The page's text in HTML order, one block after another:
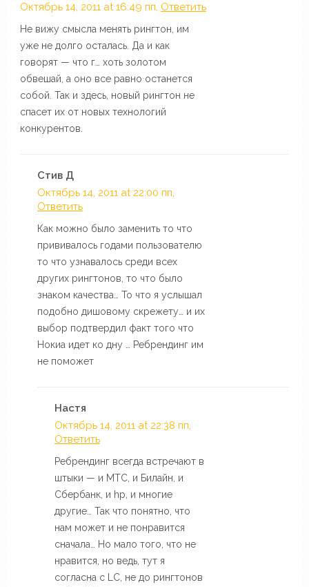
Октябрь 14, 2011 at 16:49 пп, Ответить
Не вижу смысла менять рингтон, им
уже не долго осталась. Да и как
говорят — что г… хоть золотом
обвешай, а оно все равно останется
собой. Так и здесь, новый рингтон не
спасет их от новых технологий
конкурентов.
Стив Д
Октябрь 14, 2011 at 22:00 пп,
Ответить
Как можно было заменить то что
прививалось годами пользователю
то что узнавалось среди всех
других рингтонов, то что было
знаком качества… То что я услышал
подобно дишовому скрежету… и их
выбор подтвердил факт того что
Нокиа идет ко дну … Ребрендинг им
не поможет
Настя
Октябрь 14, 2011 at 22:38 пп,
Ответить
Ребрендинг всегда встречают в
штыки — и МТС, и Билайн, и
Сбербанк, и hp, и многие
другие… Так что понятно, что
нам может и не понравится
сначала… Но мало того, что не
нравится, но ведь, тут я
согласна с LC, не до рингтонов